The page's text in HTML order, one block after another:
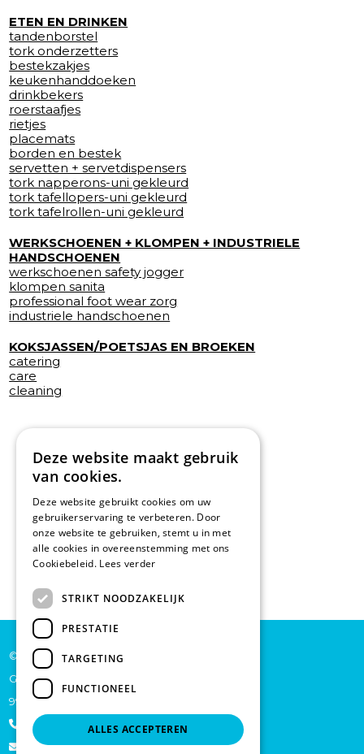
ETEN EN DRINKEN
tandenborstel
tork onderzetters
bestekzakjes
keukenhanddoeken
drinkbekers
roerstaafjes
rietjes
placemats
borden en bestek
servetten + servetdispensers
tork napperons-uni gekleurd
tork tafellopers-uni gekleurd
tork tafelrollen-uni gekleurd
WERKSCHOENEN + KLOMPEN + INDUSTRIELE
HANDSCHOENEN
werkschoenen safety jogger
klompen sanita
professional foot wear zorg
industriele handschoenen
KOKSJASSEN/POETSJAS EN BROEKEN
catering
care
cleaning
© De Backer CP bv
Grote Baan 45
9920 Lievegem
+32 473 70 46 27
info@schoonmaakproductenonline.be
Deze website maakt gebruik
van cookies.
Deze website gebruikt cookies om uw
gebruikerservaring te verbeteren. Door
onze website te gebruiken, stemt u in met
alle cookies in overeenstemming met ons
Cookiebeleid. Lees verder
STRIKT NOODZAKELIJK
PRESTATIE
TARGETING
FUNCTIONEEL
ALLES ACCEPTEREN